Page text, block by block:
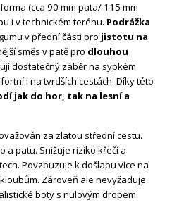
(cca 90 mm pata/ 115 mm
i v technickém terénu. Podrážka
v přední části pro jistotu na
směs v patě pro dlouhou
dostatečný záběr na sypkém
i na tvrdších cestách. Díky této
jak do hor, tak na lesní a
za zlatou střední cestu.
a patu. Snižuje riziko křečí a
Povzbuzuje k došlapu více na
Zároveň ale nevyžaduje
boty s nulovým dropem.